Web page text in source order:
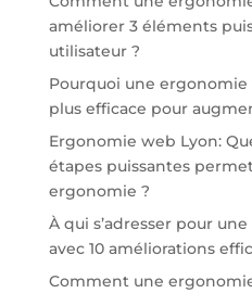
améliorer 3 éléments
utilisateur ?
Pourquoi une
plus efficace pour
Ergonomie web Lyon:
étapes puissantes
ergonomie ?
À qui s’adresser pour
avec 10 améliorations
Comment une